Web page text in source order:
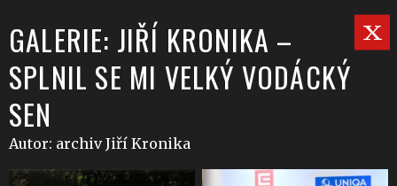
GALERIE: JIŘÍ KRONIKA –
SPLNIL SE MI VELKÝ VODÁCKÝ
SEN
Autor: archiv Jiří Kronika